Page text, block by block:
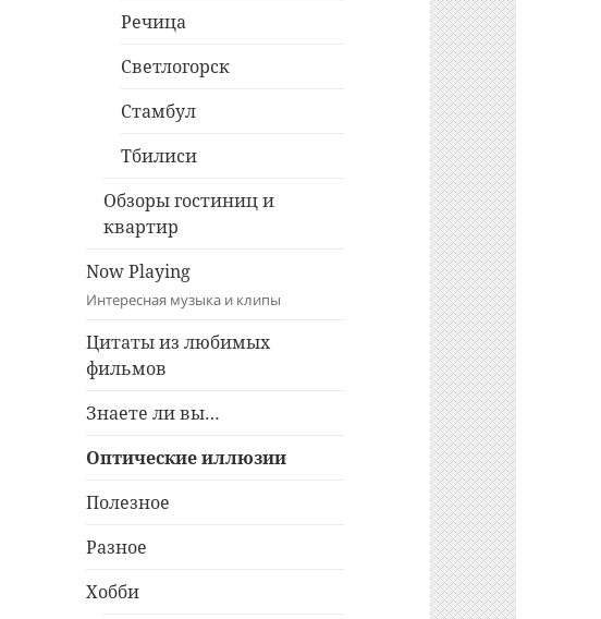
Речица
Светлогорск
Стамбул
Тбилиси
Обзоры гостиниц и
квартир
Now Playing
Интересная музыка и клипы
Цитаты из любимых
фильмов
Знаете ли вы…
Оптические иллюзии
Полезное
Разное
Хобби